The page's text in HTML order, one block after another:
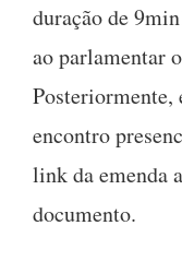
duração de
ao parlamentar
Posteriormente,
encontro
link da emenda
documento.